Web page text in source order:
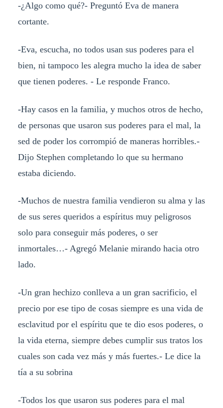
-¿Algo como qué?- Preguntó Eva de manera
cortante.
-Eva, escucha, no todos usan sus poderes para el
bien, ni tampoco les alegra mucho la idea de saber
que tienen poderes. - Le responde Franco.
-Hay casos en la familia, y muchos otros de hecho,
de personas que usaron sus poderes para el mal, la
sed de poder los corrompió de maneras horribles.-
Dijo Stephen completando lo que su hermano
estaba diciendo.
-Muchos de nuestra familia vendieron su alma y las
de sus seres queridos a espíritus muy peligrosos
solo para conseguir más poderes, o ser
inmortales…- Agregó Melanie mirando hacia otro
lado.
-Un gran hechizo conlleva a un gran sacrificio, el
precio por ese tipo de cosas siempre es una vida de
esclavitud por el espíritu que te dio esos poderes, o
la vida eterna, siempre debes cumplir sus tratos los
cuales son cada vez más y más fuertes.- Le dice la
tía a su sobrina
-Todos los que usaron sus poderes para el mal